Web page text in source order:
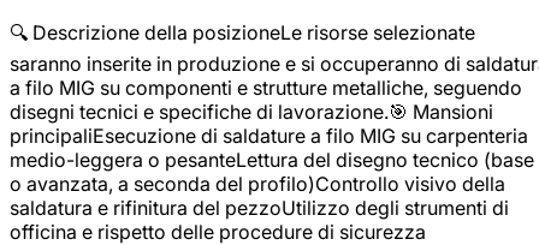
🔍 Descrizione della posizioneLe risorse selezionate
saranno inserite in produzione e si occuperanno di
a filo MIG su componenti e strutture metalliche, seguendo
disegni tecnici e specifiche di lavorazione.🎯 Mansioni
principaliEsecuzione di saldature a filo MIG su carpenteria
medio-leggera o pesanteLettura del disegno tecnico (base
o avanzata, a seconda del profilo)Controllo visivo della
saldatura e rifinitura del pezzoUtilizzo degli strumenti di
officina e rispetto delle procedure di sicurezza